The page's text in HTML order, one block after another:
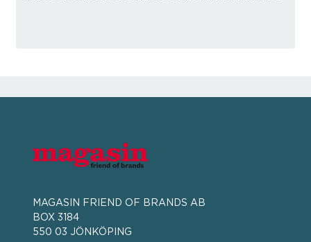
MAGASIN FRIEND OF BRANDS AB
BOX 3184
550 03 JÖNKÖPING